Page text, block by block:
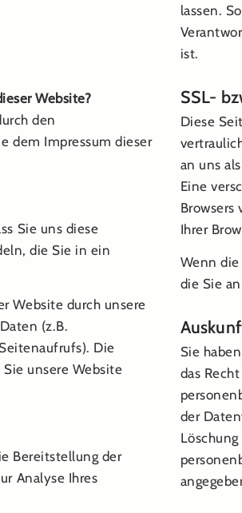
Website?
den
dem Impressum dieser
Sie uns diese
die Sie in ein
Website durch unsere
(z.B.
Die
unsere Website
Bereitstellung der
Analyse Ihres
lassen.
ist.
SSL-
Diese
an uns
Eine
Browsers
Ihrer
Wenn
die Sie
Sie
das
der